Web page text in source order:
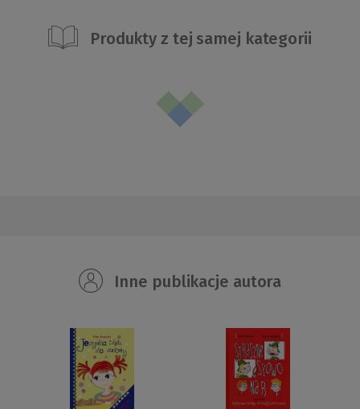
Produkty z tej samej kategorii
Inne publikacje autora